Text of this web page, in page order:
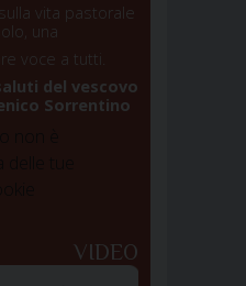
vita pastorale
una
voce a tutti.
del vescovo
Sorrentino
VIDEO